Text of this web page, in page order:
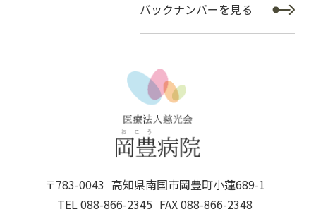
バックナンバーを見る
〒783-0043 高知県南国市岡豊町小蓮689-1
TEL 088-866-2345 FAX 088-866-2348